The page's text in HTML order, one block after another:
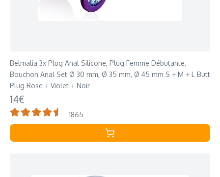
Belmalia 3x Plug Anal Silicone, Plug Femme Débutante,
Bouchon Anal Set Ø 30 mm, Ø 35 mm, Ø 45 mm S + M + L Butt
Plug Rose + Violet + Noir
14€
1865